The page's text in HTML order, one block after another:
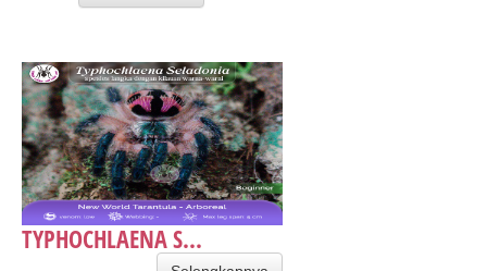
TYPHOCHLAENA S...